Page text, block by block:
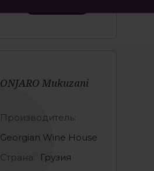
ONJARO Mukuzani
Производитель:
Georgian Wine House
Страна:
Грузия